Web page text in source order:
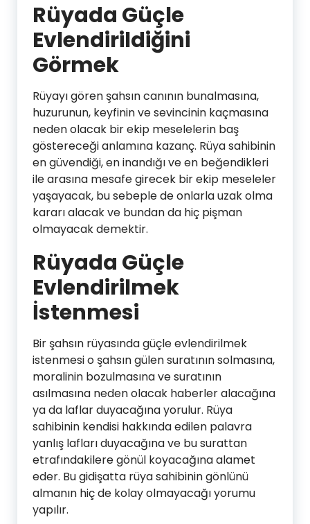
Rüyada Güçle
Evlendirildiğini
Görmek
Rüyayı gören şahsın canının bunalmasına,
huzurunun, keyfinin ve sevincinin kaçmasına
neden olacak bir ekip meselelerin baş
göstereceği anlamına kazanç. Rüya sahibinin
en güvendiği, en inandığı ve en beğendikleri
ile arasına mesafe girecek bir ekip meseleler
yaşayacak, bu sebeple de onlarla uzak olma
kararı alacak ve bundan da hiç pişman
olmayacak demektir.
Rüyada Güçle
Evlendirilmek
İstenmesi
Bir şahsın rüyasında güçle evlendirilmek
istenmesi o şahsın gülen suratının solmasına,
moralinin bozulmasına ve suratının
asılmasına neden olacak haberler alacağına
ya da laflar duyacağına yorulur. Rüya
sahibinin kendisi hakkında edilen palavra
yanlış lafları duyacağına ve bu surattan
etrafındakilere gönül koyacağına alamet
eder. Bu gidişatta rüya sahibinin gönlünü
almanın hiç de kolay olmayacağı yorumu
yapılır.